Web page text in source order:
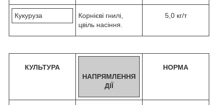
Кукуруза
Корнієві гнилі,
цвіль насіння.
5,0 кг/т
КУЛЬТУРА
НАПРЯМЛЕННЯ
ДІЇ
НОРМА